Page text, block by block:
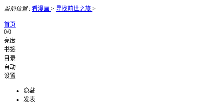
当前位置: 看漫画 > 寻找前世之旅 >
首页
0/0
亮度
书签
目录
自动
设置
隐藏
发表